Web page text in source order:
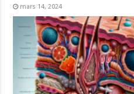
mars 14, 2024